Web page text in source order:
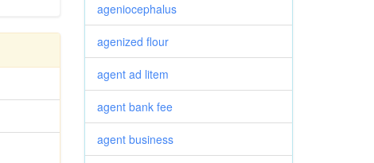
ageniocephalus
agenized flour
agent ad litem
agent bank fee
agent business